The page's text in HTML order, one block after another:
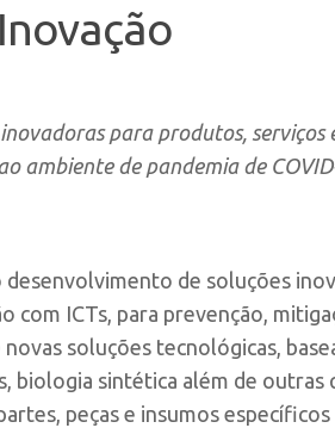
para produtos, serviços
ambiente de pandemia de
de soluções
ICTs, para prevenção,
soluções tecnológicas,
biologia sintética além de
peças e insumos